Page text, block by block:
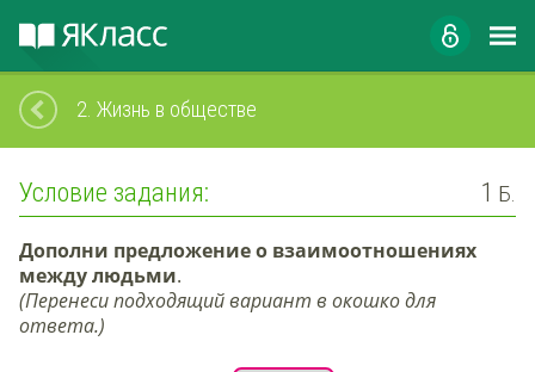
2. Жизнь в обществе
Условие задания: 1 Б.
Дополни предложение о взаимоотношениях
между людьми.
(Перенеси подходящий вариант в окошко для
ответа.)